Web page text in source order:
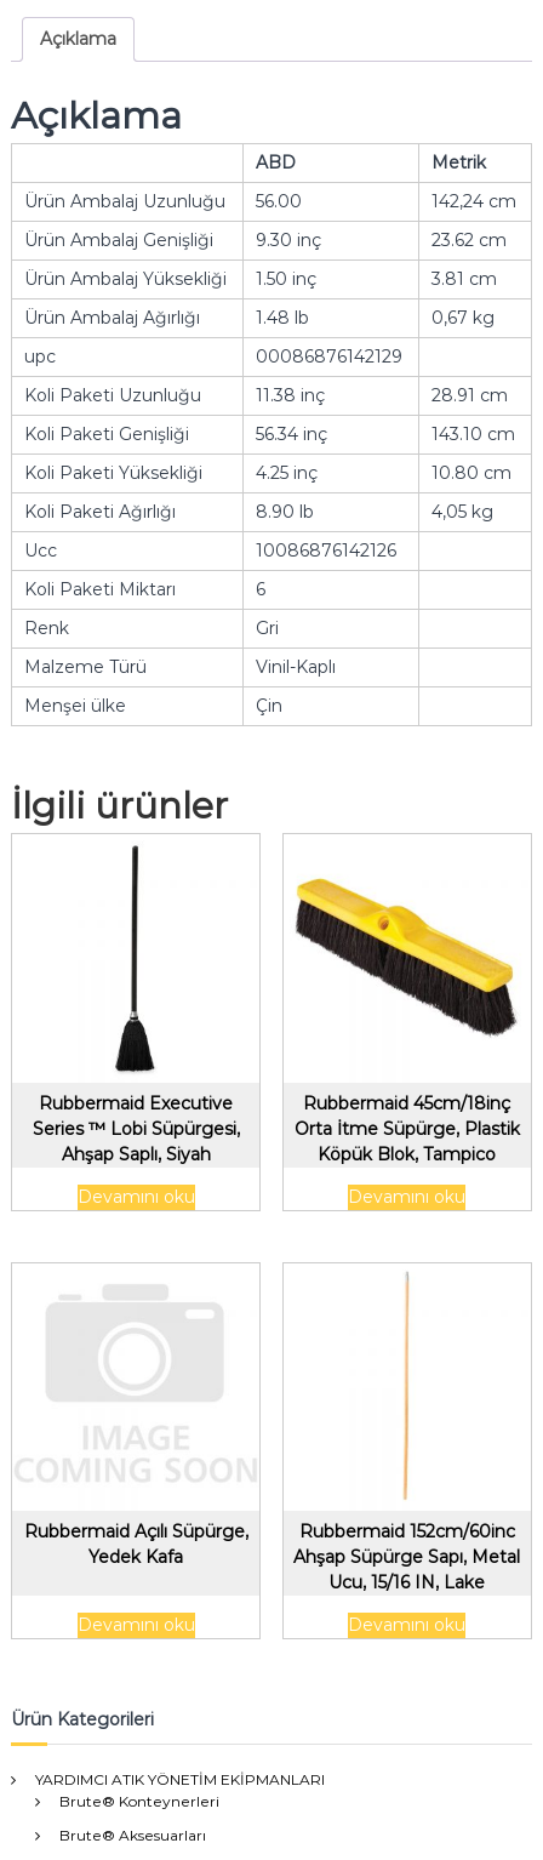
Açıklama
Açıklama
ABD
Metrik
Ürün Ambalaj Uzunluğu
56.00
142,24 cm
Ürün Ambalaj Genişliği
9.30 inç
23.62 cm
Ürün Ambalaj Yüksekliği
1.50 inç
3.81 cm
Ürün Ambalaj Ağırlığı
1.48 lb
0,67 kg
upc
00086876142129
Koli Paketi Uzunluğu
11.38 inç
28.91 cm
Koli Paketi Genişliği
56.34 inç
143.10 cm
Koli Paketi Yüksekliği
4.25 inç
10.80 cm
Koli Paketi Ağırlığı
8.90 lb
4,05 kg
Ucc
10086876142126
Koli Paketi Miktarı
6
Renk
Gri
Malzeme Türü
Vinil-Kaplı
Menşei ülke
Çin
İlgili ürünler
Rubbermaid Executive
Series ™ Lobi Süpürgesi,
Ahşap Saplı, Siyah
Devamını oku
Rubbermaid 45cm/18inç
Orta İtme Süpürge, Plastik
Köpük Blok, Tampico
Dolgusu, Siyah
Devamını oku
Rubbermaid Açılı Süpürge,
Yedek Kafa
Devamını oku
Rubbermaid 152cm/60inc
Ahşap Süpürge Sapı, Metal
Ucu, 15/16 IN, Lake
Devamını oku
Ürün Kategorileri
YARDIMCI ATIK YÖNETİM EKİPMANLARI
Brute® Konteynerleri
Brute® Aksesuarları